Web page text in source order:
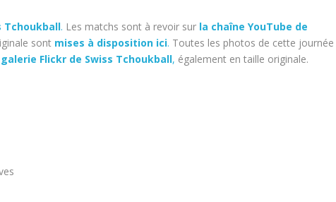
Tchoukball. Les matchs sont à revoir sur la chaîne YouTube de
sont mises à disposition ici. Toutes les photos de cette journée
Flickr de Swiss Tchoukball, également en taille originale.